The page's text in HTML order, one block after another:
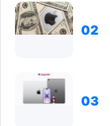
02
03